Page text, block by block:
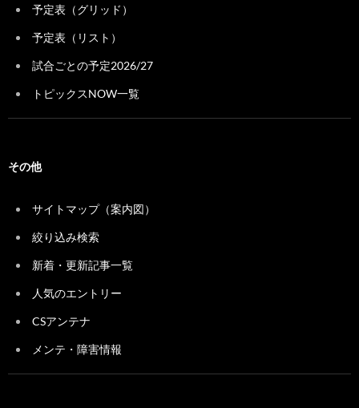
予定表（グリッド）
予定表（リスト）
試合ごとの予定2026/27
トピックスNOW一覧
その他
サイトマップ（案内図）
絞り込み検索
新着・更新記事一覧
人気のエントリー
CSアンテナ
メンテ・障害情報